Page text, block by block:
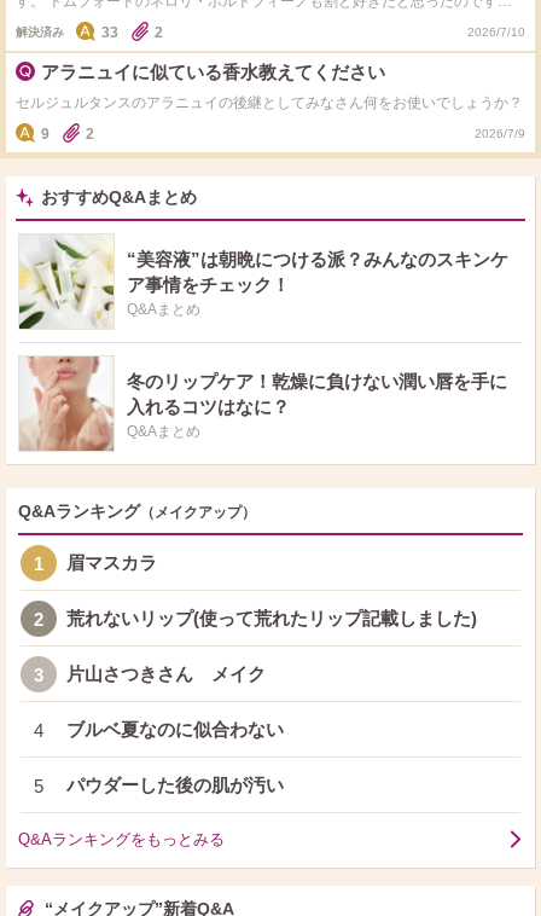
が、香りが飛ぶのが早すぎる上に高価なので迷っています。 他に近い香りが
あれば教えてほしいです。
解決済み 33 2 2026/7/10
アラニュイに似ている香水教えてください
セルジュルタンスのアラニュイの後継としてみなさん何をお使いでしょうか？
9
2 2026/7/9
おすすめQ&Aまとめ
“美容液”は朝晩につける派？みんなのスキンケ
ア事情をチェック！
Q&Aまとめ
冬のリップケア！乾燥に負けない潤い唇を手に
入れるコツはなに？
Q&Aまとめ
Q&Aランキング （メイクアップ）
1 眉マスカラ
2 荒れないリップ(使って荒れたリップ記載しました)
3 片山さつきさん メイク
4 ブルベ夏なのに似合わない
5 パウダーした後の肌が汚い
Q&Aランキングをもっとみる
“メイクアップ”新着Q&A